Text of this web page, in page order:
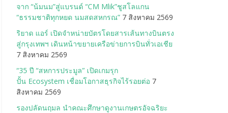
จาก “น้มนม”สู่แบรนด์ “CM Mlik”ชูสโลแกน
“ธรรมชาติทุกหยด นมสดสหกรณ” 7 สิงหาคม 2569
ริยาด แอร์ เปิดจำหน่ายบัตรโดยสารเส้นทางบินตรง
สู่กรุงเทพฯ เดินหน้าขยายเครือข่ายการบินทั่วเอเชีย
7 สิงหาคม 2569
“35 ปี “สหการประมูล” เปิดเกมรุก
ปั้น Ecosystem เชื่อมโอกาสธุรกิจไร้รอยต่อ 7
สิงหาคม 2569
รองปลัดนฤมล นำคณะศึกษาดูงานเกษตรอัจฉริยะ